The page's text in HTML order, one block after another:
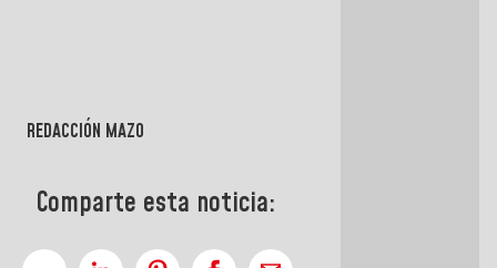
REDACCIÓN MAZO
Comparte esta noticia: